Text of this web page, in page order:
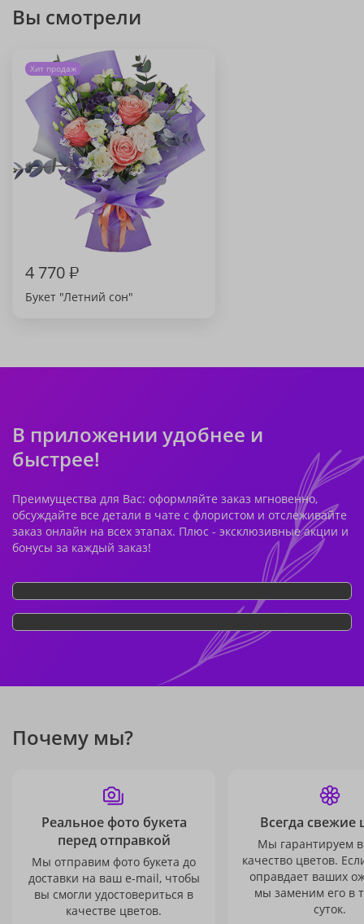
Вы смотрели
Хит продаж
4 770₽
Букет "Летний сон"
В приложении удобнее и
быстрее!
Преимущества для Вас: оформляйте заказ мгновенно,
обсуждайте все детали в чате с флористом и отслеживайте
заказ онлайн на всех этапах. Плюс - эксклюзивные акции и
бонусы за каждый заказ!
Почему мы?
Реальное фото букета
перед отправкой
Мы отправим фото букета до
доставки на ваш e-mail, чтобы
вы смогли удостовериться в
качестве цветов.
Всегда свежие
Мы гарантируем
качество цветов.
оправдает ваших
мы заменим его в
суток.